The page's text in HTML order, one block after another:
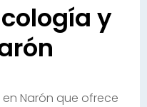
y
Narón que ofrece